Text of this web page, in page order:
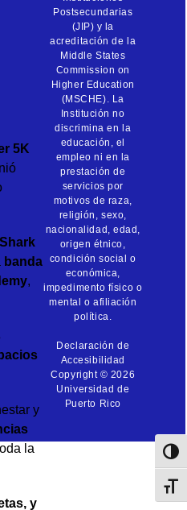
5K
banda
,
y
la
, y
Postsecundarias
(JIP) y la
acreditación de la
Middle States
Commission on
Higher Education
(MSCHE). La
Institución no
discrimina en la
educación, el
empleo ni en la
prestación de
servicios por
motivos de raza,
religión, sexo,
nacionalidad, edad,
origen étnico,
condición social o
económica,
impedimento físico o
mental o afiliación
política.
Declaración de
Accesibilidad
Copyright © 2026
Universidad de
Puerto Rico